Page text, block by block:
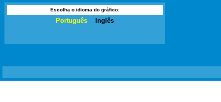
Escolha o idioma do gráfico:
Português Inglês